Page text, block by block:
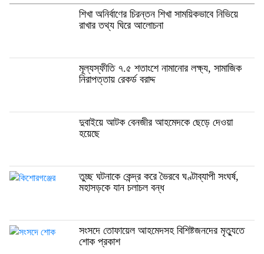
শিখা অনির্বাণের চিরন্তন শিখা সাময়িকভাবে নিভিয়ে
রাখার তথ্য ঘিরে আলোচনা
মূল্যস্ফীতি ৭.৫ শতাংশে নামানোর লক্ষ্য, সামাজিক
নিরাপত্তায় রেকর্ড বরাদ্দ
দুবাইয়ে আটক বেনজীর আহমেদকে ছেড়ে দেওয়া
হয়েছে
তুচ্ছ ঘটনাকে কেন্দ্র করে ভৈরবে ঘণ্টাব্যাপী সংঘর্ষ,
মহাসড়কে যান চলাচল বন্ধ
সংসদে তোফায়েল আহমেদসহ বিশিষ্টজনদের মৃত্যুতে
শোক প্রকাশ